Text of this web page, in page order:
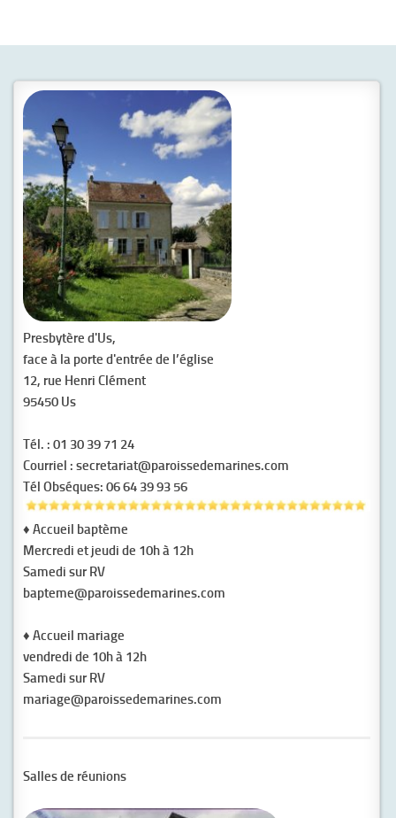
Presbytère d'Us,
face à la porte d'entrée de l’église
12, rue Henri Clément
95450 Us
Tél. : 01 30 39 71 24
Courriel : secretariat@paroissedemarines.com
Tél Obséques: 06 64 39 93 56
♦ Accueil baptème
Mercredi et jeudi de 10h à 12h
Samedi sur RV
bapteme@paroissedemarines.com
♦ Accueil mariage
vendredi de 10h à 12h
Samedi sur RV
mariage@paroissedemarines.com
Salles de réunions